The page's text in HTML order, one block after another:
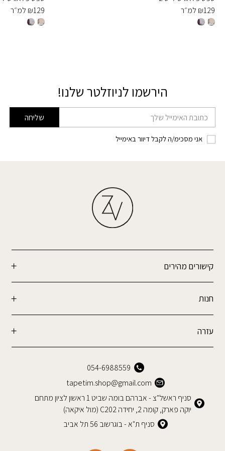
₪129 למ״ר
₪129 למ״ר
הירשמו לניוזלטר שלנו!
דוא׳׳ל שליחה
אני מסכימ/ה לקבל דיוור באימייל
קישורים מהירים
חנות
עזרה
054-6988559
tapetim.shop@gmail.com
סניף ראשל"צ - אברהם בומה שביט 1 ראשון לציון מתחם
יוקה פארק, קומה 2, יחידה C202 (מול איקאה)
סניף ת"א - בוגרשוב 56 תל אביב